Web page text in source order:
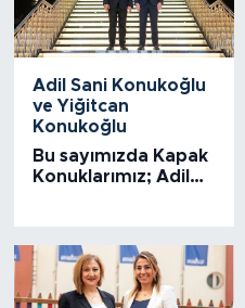
Adil Sani Konukoğlu
ve Yiğitcan
Konukoğlu
Bu sayımızda Kapak
Konuklarımız; Adil